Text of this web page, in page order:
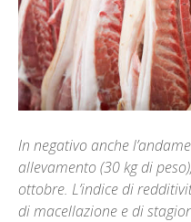
In negativo anche
allevamento (30 kg di
ottobre. L’indice di
di macellazione e di